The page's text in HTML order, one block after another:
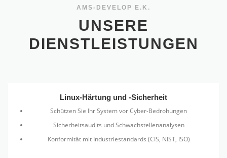
AMS-DEVELOP E.K.
UNSERE
DIENSTLEISTUNGEN
Linux-Härtung und -Sicherheit
Schützen Sie Ihr System vor Cyber-Bedrohungen
Sicherheitsaudits und Schwachstellenanalysen
Konformität mit Industriestandards (CIS, NIST, ISO)